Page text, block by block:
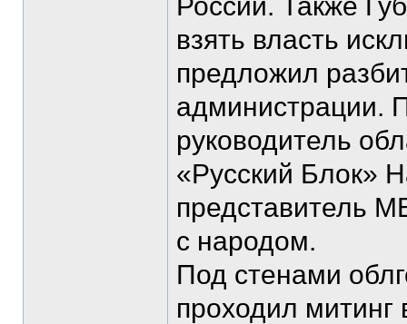
взять власть
предложил
администрации.
руководитель
«Русский Блок»
представитель
с народом.
Под стенами
проходил митинг